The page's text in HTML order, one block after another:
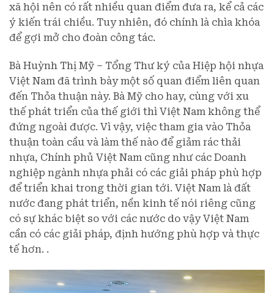
xã hội nên có rất nhiều quan điểm đưa ra, kể cả các
ý kiến trái chiều. Tuy nhiên, đó chính là chìa khóa
để gợi mở cho đoàn công tác.
Bà Huỳnh Thị Mỹ – Tổng Thư ký của Hiệp hội nhựa
Việt Nam đã trình bày một số quan điểm liên quan
đến Thỏa thuận này. Bà Mỹ cho hay, cùng với xu
thế phát triển của thế giới thì Việt Nam không thể
đứng ngoài được. Vì vậy, việc tham gia vào Thỏa
thuận toàn cầu và làm thế nào để giảm rác thải
nhựa, Chính phủ Việt Nam cũng như các Doanh
nghiệp ngành nhựa phải có các giải pháp phù hợp
để triển khai trong thời gian tới. Việt Nam là đất
nước đang phát triển, nền kinh tế nói riêng cũng
có sự khác biệt so với các nước do vậy Việt Nam
cần có các giải pháp, định hướng phù hợp và thực
tế hơn. .